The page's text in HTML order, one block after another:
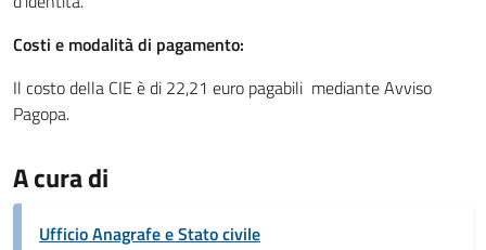
Costi e modalità di pagamento:
Il costo della CIE è di 22,21 euro pagabili mediante Avviso
Pagopa.
A cura di
Ufficio Anagrafe e Stato civile